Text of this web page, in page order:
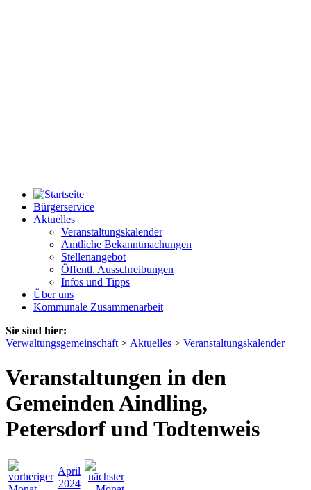
Bürgerservice
Aktuelles
Veranstaltungskalender
Amtliche Bekanntmachungen
Stellenangebot
Öffentl. Ausschreibungen
Infos und Tipps
Über uns
Kommunale Zusammenarbeit
Sie sind hier:
Verwaltungsgemeinschaft > Aktuelles > Veranstaltungskalender
Veranstaltungen in den
Gemeinden Aindling,
Petersdorf und Todtenweis
April
2024